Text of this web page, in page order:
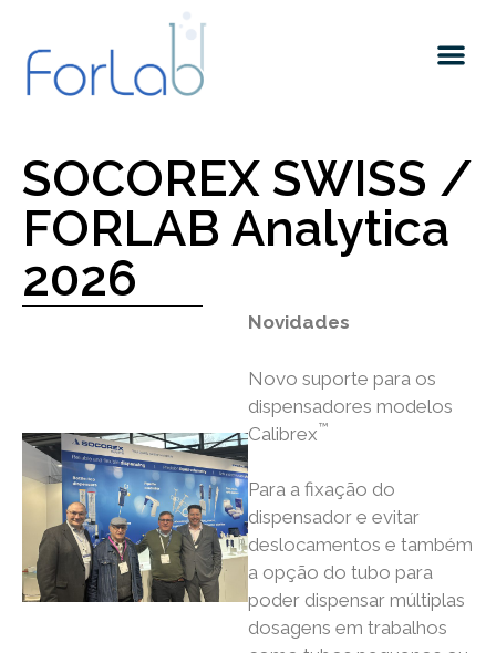
SOCOREX SWISS /
FORLAB Analytica
2026
Novidades
Novo suporte para os
dispensadores modelos
Calibrex™
Para a fixação do
dispensador e evitar
deslocamentos e também
a opção do tubo para
poder dispensar múltiplas
dosagens em trabalhos